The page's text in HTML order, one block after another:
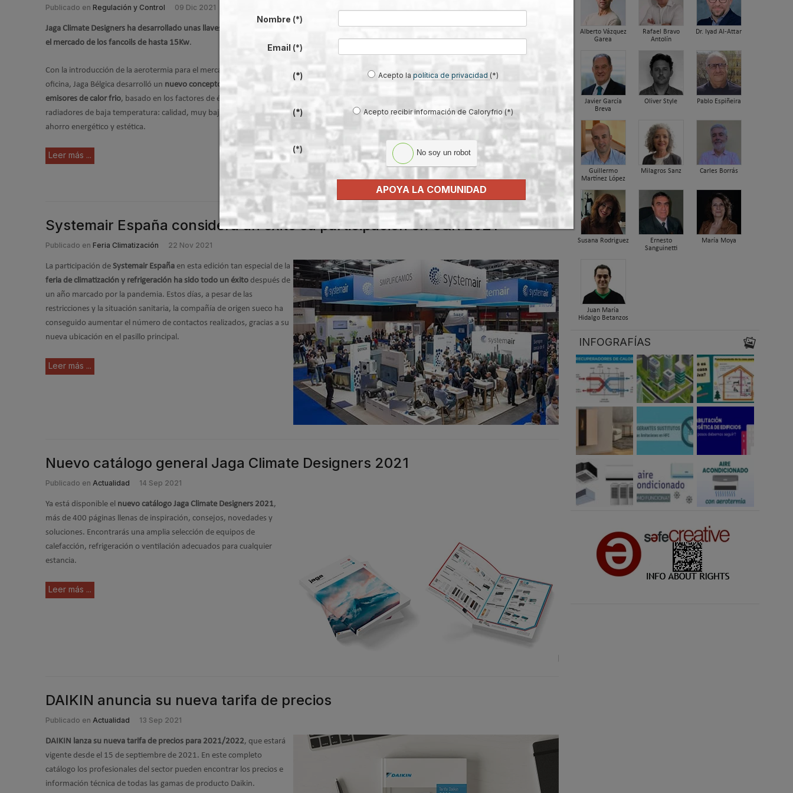
Publicado en Regulación y Control 09 Dic 2021
Jaga Climate Designers ha desarrollado unas llaves de 2 vías únicas en
el mercado de los fancoils de hasta 15Kw.
Con la introducción de la aerotermia para el mercado de vivienda y
oficina, Jaga Bélgica desarrolló un nuevo concepto de fancoils,
emisores de calor frio, basado en los factores de éxito de los
radiadores de baja temperatura: calidad, muy bajo nivel sonoro,
ahorro energético y estética.
Leer más ...
Systemair España considera un éxito su participación en C&R 2021
Publicado en Feria Climatización 22 Nov 2021
La participación de Systemair España en esta edición tan especial de la
feria de climatización y refrigeración ha sido todo un éxito después de
un año marcado por la pandemia. Estos días, a pesar de las
restricciones y la situación sanitaria, la compañía de origen sueco ha
conseguido aumentar el número de contactos realizados, gracias a su
nueva ubicación en el pasillo principal.
Leer más ...
Nuevo catálogo general Jaga Climate Designers 2021
Publicado en Actualidad 14 Sep 2021
Ya está disponible el nuevo catálogo Jaga Climate Designers 2021,
más de 400 páginas llenas de inspiración, consejos, novedades y
soluciones. Encontrarás una amplia selección de equipos de
calefacción, refrigeración o ventilación adecuados para cualquier
estancia.
Leer más ...
DAIKIN anuncia su nueva tarifa de precios
Publicado en Actualidad 13 Sep 2021
DAIKIN lanza su nueva tarifa de precios para 2021/2022, que estará
vigente desde el 15 de septiembre de 2021. En este completo
catálogo los profesionales del sector pueden encontrar los precios e
información técnica de todas las gamas de producto Daikin.
Alberto Vázquez
Garea
Rafael Bravo
Antolín
Dr. Iyad Al-Attar
Javier García
Breva
Oliver Style Pablo Espiñeira
Guillermo
Martínez López
Milagros Sanz Carles Borrás
Susana Rodriguez
Ernesto
Sanguinetti
María Moya
Juan María
Hidalgo Betanzos
INFOGRAFÍAS
Nombre (*)
Email (*)
(*) Acepto lapolítica de privacidad (*)
(*) Acepto recibir información de Caloryfrio (*)
(*) No soy un robot
APOYA LA COMUNIDAD